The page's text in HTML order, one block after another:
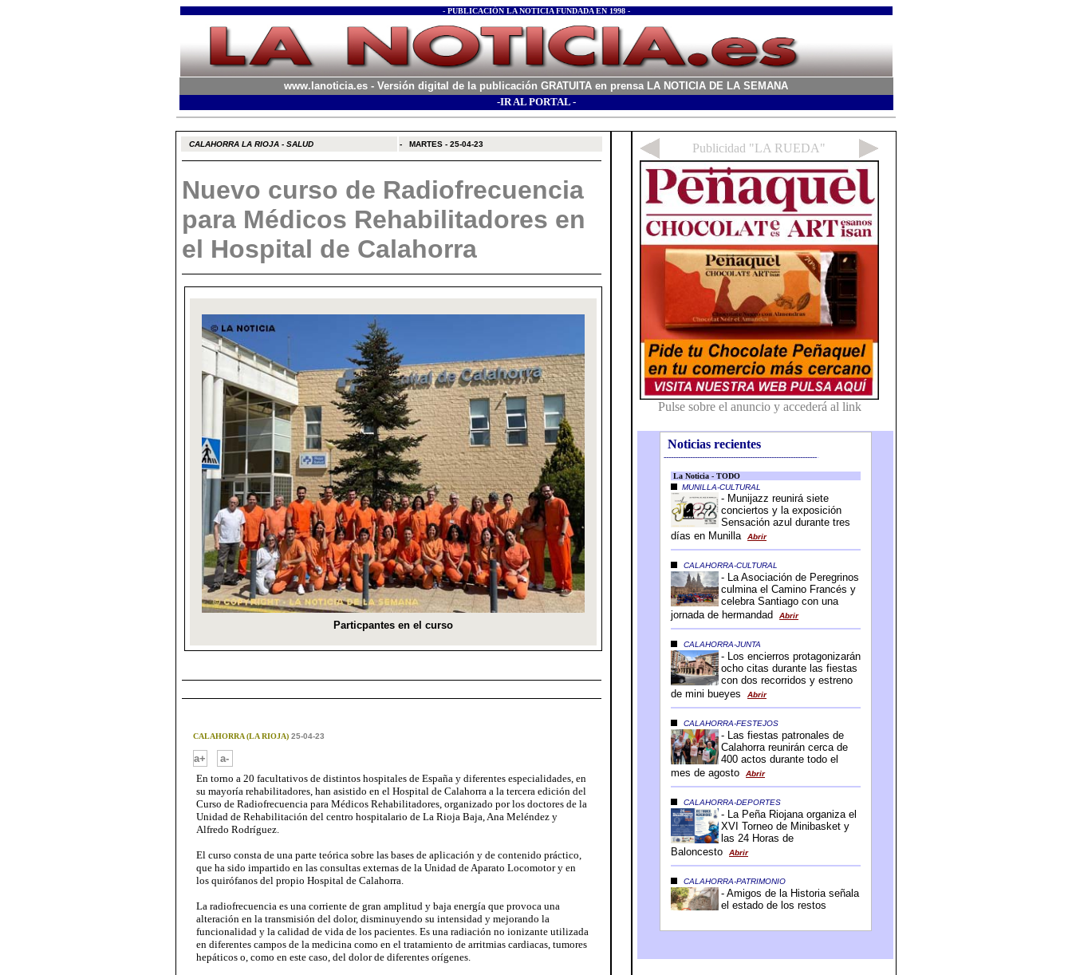
- PUBLICACIÓN LA NOTICIA FUNDADA EN 1998 -
www.lanoticia.es - Versión digital de la publicación GRATUITA en prensa LA NOTICIA DE LA SEMANA
-IR AL PORTAL -
CALAHORRA LA RIOJA - SALUD - MARTES - 25-04-23
Nuevo curso de Radiofrecuencia
para Médicos Rehabilitadores en
el Hospital de Calahorra
CALAHORRA (LA RIOJA)25-04-23
a+
a-
En torno a 20 facultativos de distintos hospitales de España y diferentes especialidades, en
su mayoría rehabilitadores, han asistido en el Hospital de Calahorra a la tercera edición del
Curso de Radiofrecuencia para Médicos Rehabilitadores, organizado por los doctores de la
Unidad de Rehabilitación del centro hospitalario de La Rioja Baja, Ana Meléndez y
Alfredo Rodríguez.
El curso consta de una parte teórica sobre las bases de aplicación y de contenido práctico,
que ha sido impartido en las consultas externas de la Unidad de Aparato Locomotor y en
los quirófanos del propio Hospital de Calahorra.
La radiofrecuencia es una corriente de gran amplitud y baja energía que provoca una
alteración en la transmisión del dolor, disminuyendo su intensidad y mejorando la
funcionalidad y la calidad de vida de los pacientes. Es una radiación no ionizante utilizada
en diferentes campos de la medicina como en el tratamiento de arritmias cardiacas, tumores
hepáticos o, como en este caso, del dolor de diferentes orígenes.
Noticias recientes
-----------------------------------------------------------------